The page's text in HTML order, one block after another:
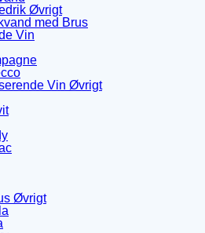
Øvrigt
med Brus
Vin
Vin Øvrigt
Øvrigt